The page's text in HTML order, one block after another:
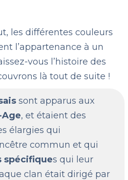
les différentes couleurs
l’appartenance à un
vous l’histoire des
là tout de suite !
sont apparus aux
Age, et étaient des
élargies qui
commun et qui
spécifiques qui leur
clan était dirigé par